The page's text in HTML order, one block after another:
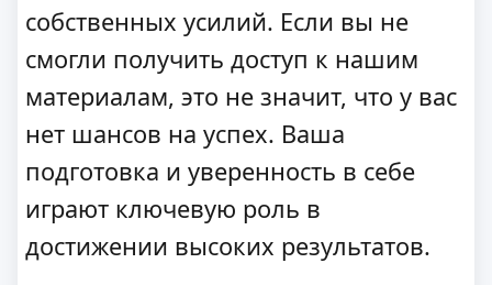
собственных усилий. Если вы не
смогли получить доступ к нашим
материалам, это не значит, что у вас
нет шансов на успех. Ваша
подготовка и уверенность в себе
играют ключевую роль в
достижении высоких результатов.